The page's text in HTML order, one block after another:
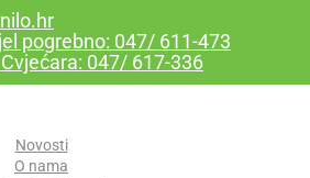
pogrebno: 047/ 611-473
047/ 617-336
Novosti
O nama